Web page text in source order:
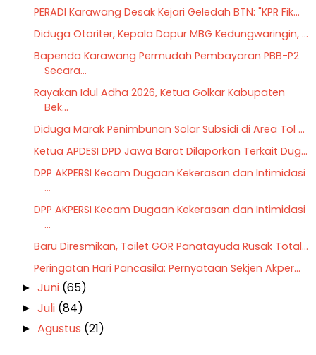
PERADI Karawang Desak Kejari Geledah BTN: "KPR Fik...
Diduga Otoriter, Kepala Dapur MBG Kedungwaringin, ...
Bapenda Karawang Permudah Pembayaran PBB-P2
Secara...
Rayakan Idul Adha 2026, Ketua Golkar Kabupaten
Bek...
Diduga Marak Penimbunan Solar Subsidi di Area Tol ...
Ketua APDESI DPD Jawa Barat Dilaporkan Terkait Dug...
DPP AKPERSI Kecam Dugaan Kekerasan dan Intimidasi
...
DPP AKPERSI Kecam Dugaan Kekerasan dan Intimidasi
...
Baru Diresmikan, Toilet GOR Panatayuda Rusak Total...
Peringatan Hari Pancasila: Pernyataan Sekjen Akper...
►Juni (65)
►Juli (84)
►Agustus (21)